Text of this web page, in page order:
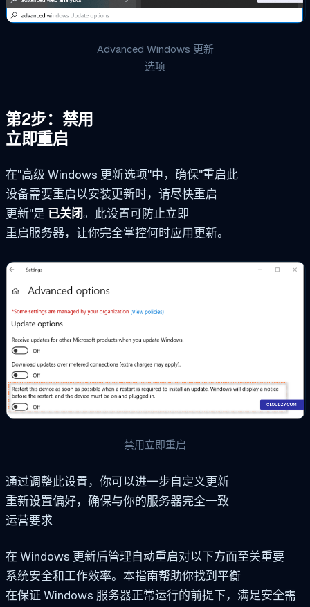
Advanced Windows 更新
选项
第2步：禁用
立即重启
在"高级 Windows 更新选项"中，确保"重启此
设备需要重启以安装更新时，请尽快重启
更新"是 已关闭。此设置可防止立即
重启服务器，让你完全掌控何时应用更新。
禁用立即重启
通过调整此设置，你可以进一步自定义更新
重新设置偏好，确保与你的服务器完全一致
运营要求
在 Windows 更新后管理自动重启对以下方面至关重要
系统安全和工作效率。本指南帮助你找到平衡
在保证 Windows 服务器正常运行的前提下，满足安全需